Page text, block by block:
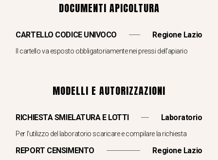
DOCUMENTI APICOLTURA
CARTELLO CODICE UNIVOCO Regione Lazio
Il cartello va esposto obbligatoriamente nei pressi dell'apiario
MODELLI E AUTORIZZAZIONI
RICHIESTA SMIELATURA E LOTTI Laboratorio
Per l'utilizzo del laboratorio scaricare e compilare la richiesta
REPORT CENSIMENTO Regione Lazio